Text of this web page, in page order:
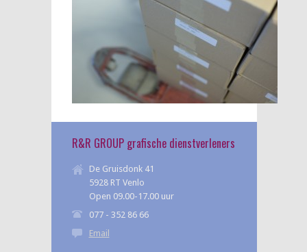
R&R GROUP grafische dienstverleners
De Gruisdonk 41
5928 RT Venlo
Open 09.00-17.00 uur
077 - 352 86 66
Email